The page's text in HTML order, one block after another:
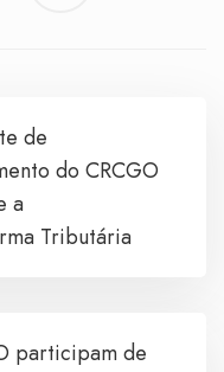
de
do CRCGO
a
Tributária
participam de